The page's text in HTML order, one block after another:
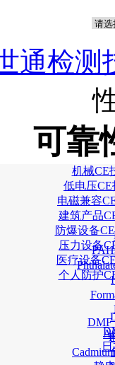
通检
可靠
机械CE
低电压
电磁兼容
建筑产品
防爆设备
压力设备
医疗设备
个人防护
DMF